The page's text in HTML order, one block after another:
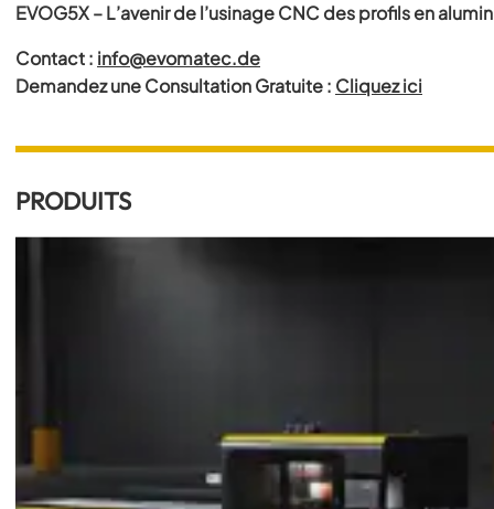
EVOG5X – L’avenir de l’usinage CNC des profils en
Contact : info@evomatec.de
Demandez une Consultation Gratuite : Cliquez ici
PRODUITS